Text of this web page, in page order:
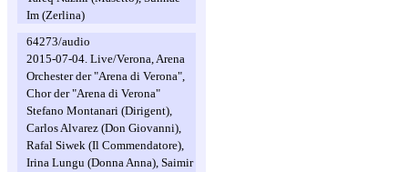
Im (Zerlina)
64273/audio
2015-07-04. Live/Verona, Arena
Orchester der "Arena di Verona",
Chor der "Arena di Verona"
Stefano Montanari (Dirigent),
Carlos Alvarez (Don Giovanni),
Rafal Siwek (Il Commendatore),
Irina Lungu (Donna Anna), Saimir